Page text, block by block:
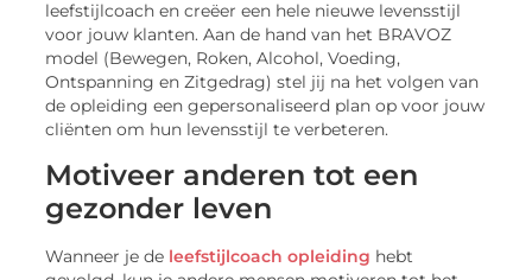
leefstijlcoach en creëer een hele nieuwe levensstijl
voor jouw klanten. Aan de hand van het BRAVOZ
model (Bewegen, Roken, Alcohol, Voeding,
Ontspanning en Zitgedrag) stel jij na het volgen van
de opleiding een gepersonaliseerd plan op voor jouw
cliënten om hun levensstijl te verbeteren.
Motiveer anderen tot een
gezonder leven
Wanneer je de leefstijlcoach opleiding hebt